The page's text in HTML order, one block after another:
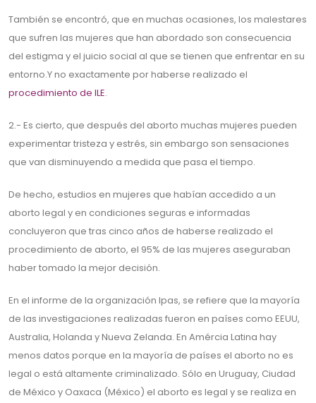
También se encontró, que en muchas ocasiones, los malestares
que sufren las mujeres que han abordado son consecuencia
del estigma y el juicio social al que se tienen que enfrentar en su
entorno.Y no exactamente por haberse realizado el
procedimiento de ILE.
2.- Es cierto, que después del aborto muchas mujeres pueden
experimentar tristeza y estrés, sin embargo son sensaciones
que van disminuyendo a medida que pasa el tiempo.
De hecho, estudios en mujeres que habían accedido a un
aborto legal y en condiciones seguras e informadas
concluyeron que tras cinco años de haberse realizado el
procedimiento de aborto, el 95% de las mujeres aseguraban
haber tomado la mejor decisión.
En el informe de la organización Ipas, se refiere que la mayoría
de las investigaciones realizadas fueron en países como EEUU,
Australia, Holanda y Nueva Zelanda. En Amércia Latina hay
menos datos porque en la mayoría de países el aborto no es
legal o está altamente criminalizado. Sólo en Uruguay, Ciudad
de México y Oaxaca (México) el aborto es legal y se realiza en